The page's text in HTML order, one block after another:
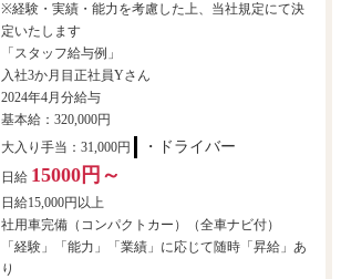
※経験・実績・能力を考慮した上、当社規定にて決
定いたします
「スタッフ給与例」
入社3か月目正社員Yさん
2024年4月分給与
基本給：320,000円
大入り手当：31,000円
・ドライバー
日給 15000円～
日給15,000円以上
社用車完備（コンパクトカー）（全車ナビ付）
「経験」「能力」「業績」に応じて随時「昇給」あ
り